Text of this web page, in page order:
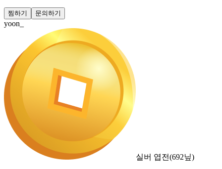
찜하기 문의하기
yoon_
실버 엽전(692닢)